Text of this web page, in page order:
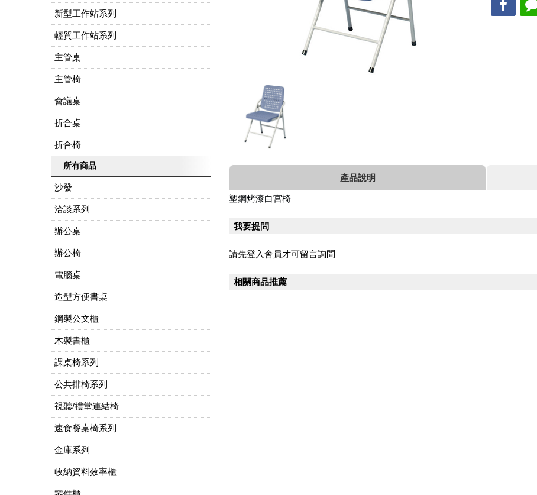
新型工作站系列
輕質工作站系列
主管桌
主管椅
會議桌
折合桌
折合椅
所有商品
沙發
洽談系列
辦公桌
辦公椅
電腦桌
造型方便書桌
鋼製公文櫃
木製書櫃
課桌椅系列
公共排椅系列
視聽/禮堂連結椅
速食餐桌椅系列
金庫系列
收納資料效率櫃
產品說明
塑鋼烤漆白宮椅
我要提問
請先登入會員才可留言詢問
相關商品推薦